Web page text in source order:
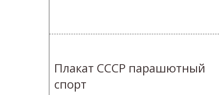
Плакат СССР парашютный
спорт